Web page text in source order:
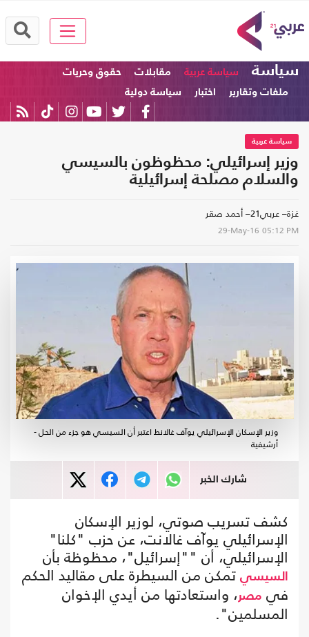
سياسة سياسة عربية مقابلات
حقوق وحريات
ملفات وتقارير
اختبار سياسة دولية
سياسة عربية
وزير إسرائيلي: محظوظون بالسيسي
والسلام مصلحة إسرائيلية
غزة– عربي21– أحمد صقر
29-May-16 05:12 PM
وزير الإسكان الإسرائيلي يوآف غالانط اعتبر أن السيسي هو جزء من الحل -
أرشيفية
شارك الخبر
كشف تسريب صوتي، لوزير الإسكان
الإسرائيلي يوآف غالانت، عن حزب "كلنا"
الإسرائيلي، أن ""إسرائيل"، محظوظة بأن
السيسي تمكن من السيطرة على مقاليد الحكم
في مصر ، واستعادتها من أيدي الإخوان
المسلمين".